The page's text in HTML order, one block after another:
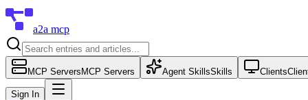
a2a mcp
MCP Servers MCP Servers Agent SkillsSkills Clients
Sign In